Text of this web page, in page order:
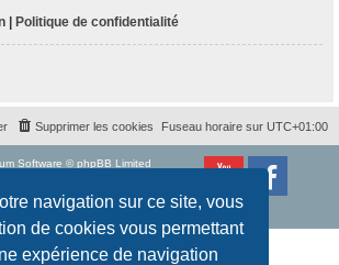
navigation sur ce site, vous
de cookies vous permettant
expérience de navigation
| Politique de confidentialité
Fuseau horaire sur UTC+01:00
Supprimer les cookies
Software © phpBB Limited
2017